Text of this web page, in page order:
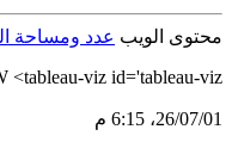
محتوى الويب عدد ومساحة
viz id='tableau-viz'...
01‏/07‏/26، 6:15 م